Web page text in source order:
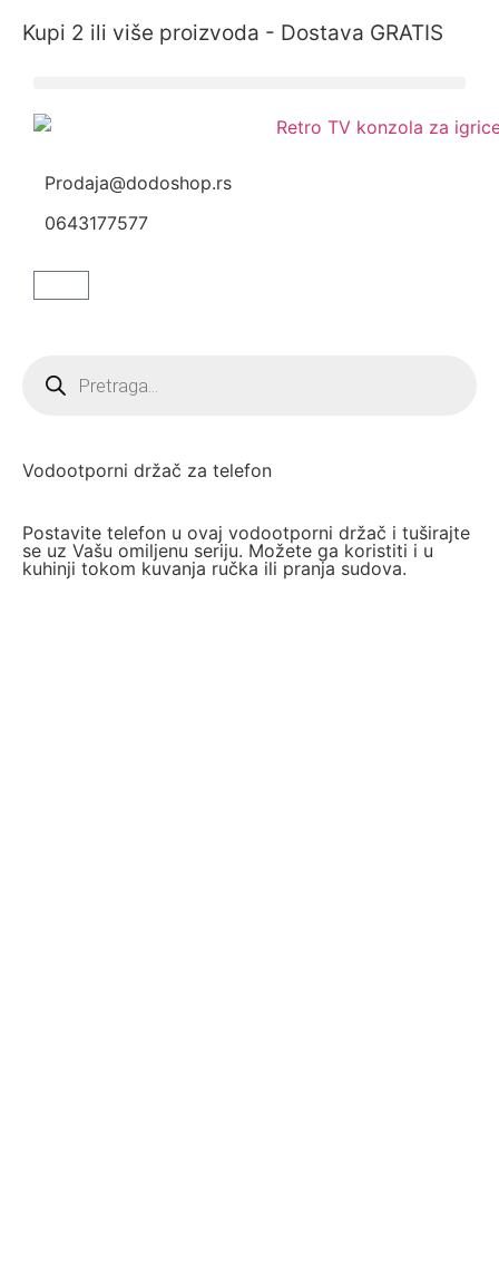
Kupi 2 ili više proizvoda - Dostava GRATIS
Prodaja@dodoshop.rs
0643177577
Vodootporni držač za telefon
Postavite telefon u ovaj vodootporni držač i tuširajte
se uz Vašu omiljenu seriju. Možete ga koristiti i u
kuhinji tokom kuvanja ručka ili pranja sudova.